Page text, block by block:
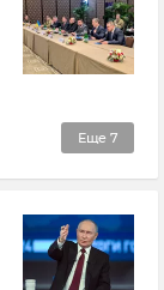
Еще 7